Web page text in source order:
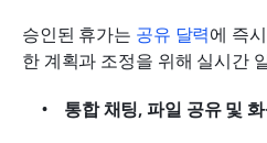
승인된 휴가는 공유 달력에 즉
한 계획과 조정을 위해 실시간
통합 채팅, 파일 공유 및